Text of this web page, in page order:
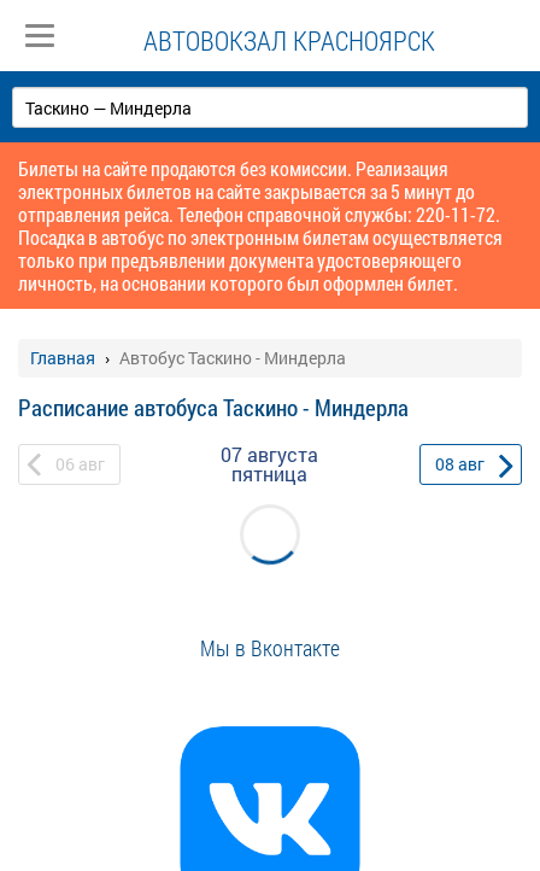
АВТОВОКЗАЛ КРАСНОЯРСК
Билеты на сайте продаются без комиссии. Реализация
электронных билетов на сайте закрывается за 5 минут до
отправления рейса. Телефон справочной службы: 220-11-72.
Посадка в автобус по электронным билетам осуществляется
только при предъявлении документа удостоверяющего
личность, на основании которого был оформлен билет.
Главная Автобус Таскино - Миндерла
Расписание автобуса Таскино - Миндерла
06 авг 07 августа
пятница 08 авг
Мы в Вконтакте